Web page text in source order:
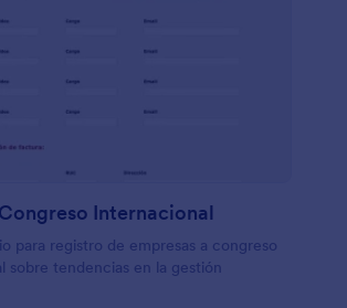
Internacional
para registro de empresas a congreso
sobre tendencias en la gestión